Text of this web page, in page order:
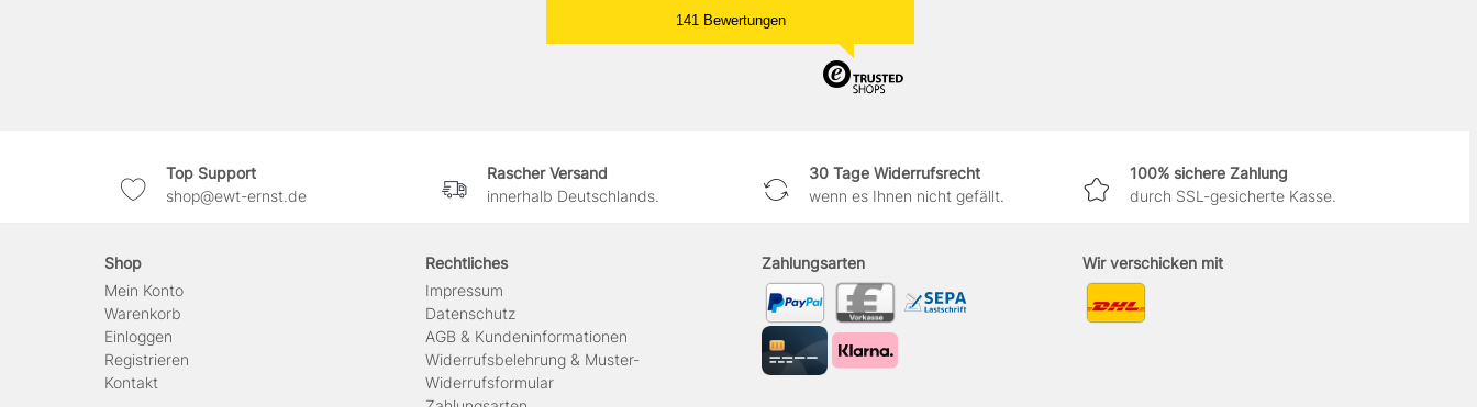
141 Bewertungen
Top Support
shop@ewt-ernst.de
Rascher Versand
innerhalb Deutschlands.
30 Tage Widerrufsrecht
wenn es Ihnen nicht gefällt.
100% sichere Zahlung
durch SSL-gesicherte Kasse.
Shop
Mein Konto
Warenkorb
Einloggen
Registrieren
Kontakt
Rechtliches
Impressum
Daten­schutz
AGB & Kundeninformationen
Widerrufsbelehrung & Muster-
Widerrufsformular
Zahlungsarten Wir verschicken mit